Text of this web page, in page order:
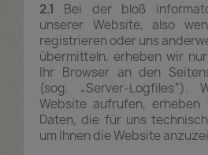
2.1 Bei der bloß
unserer Website, also
registrieren oder uns
übermitteln, erheben wir
Ihr Browser an den
(sog. „Server-Logfiles“).
Website aufrufen,
Daten, die für uns
um Ihnen die Website